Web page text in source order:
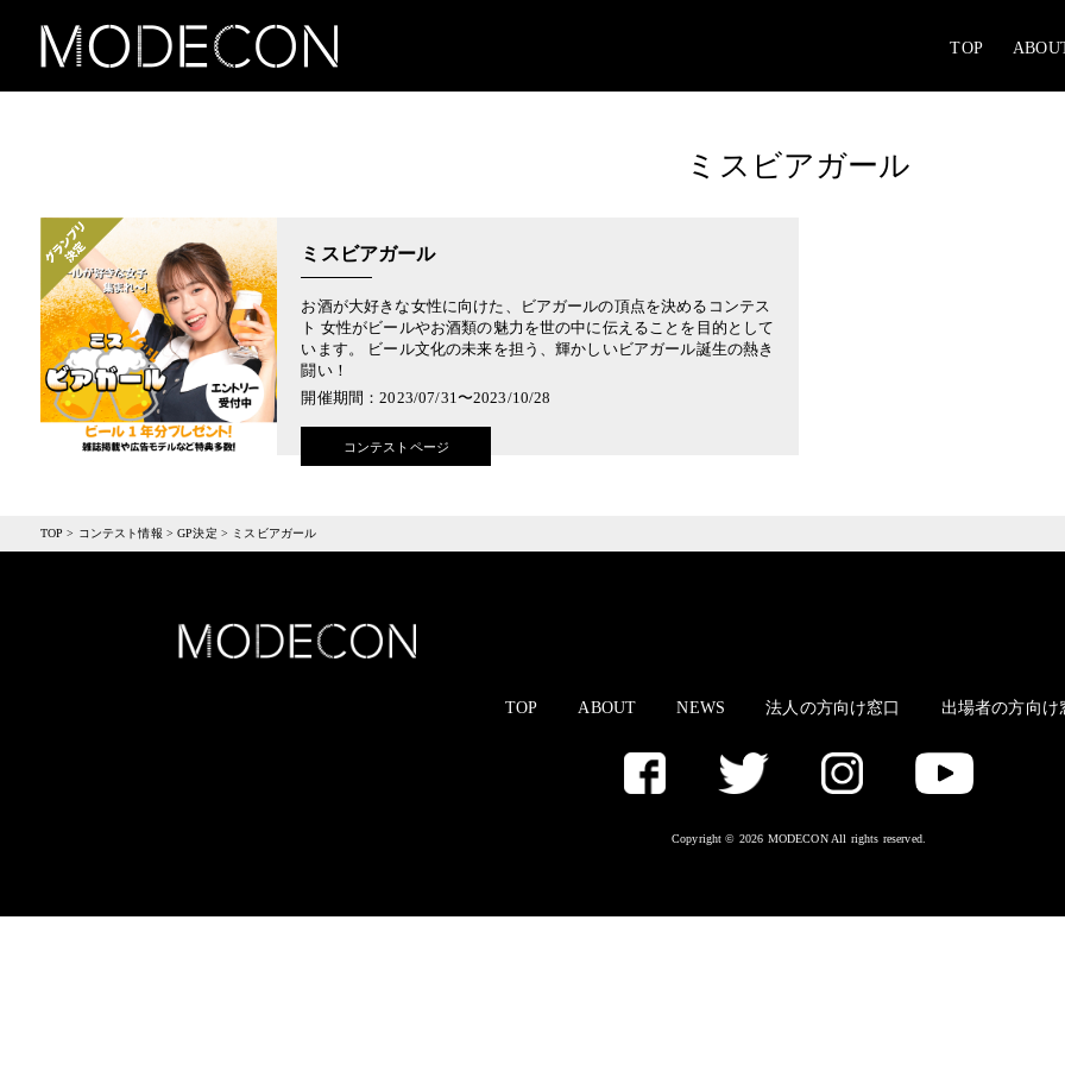
TOP
ミスビアガール
ミスビアガール
お酒が大好きな女性に向けた、ビアガールの頂点を決めるコンテス
ト 女性がビールやお酒類の魅力を世の中に伝えることを目的として
います。 ビール文化の未来を担う、輝かしいビアガール誕生の熱き
闘い！
開催期間：2023/07/31〜2023/10/28
コンテストページ
TOP > コンテスト情報 >GP決定 > ミスビアガール
TOP ABOUT NEWS 法人の方向け窓口 出場者の方向け
Copyright © 2026 MODECON All rights reserved.